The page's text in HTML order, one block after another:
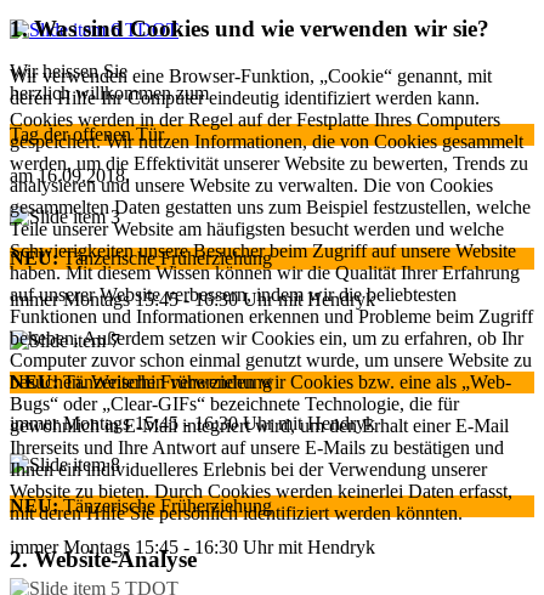
Wir heissen Sie
herzlich willkommen zum
Tag der offenen Tür
am 16.09.2018.
NEU:Tänzerische Früherziehung
immer Montags 15:45 - 16:30 Uhr mit Hendryk
NEU:Tänzerische Früherziehung
immer Montags 15:45 - 16:30 Uhr mit Hendryk
NEU:Tänzerische Früherziehung
immer Montags 15:45 - 16:30 Uhr mit Hendryk
1. Was sind Cookies und wie verwenden wir sie?
Wir verwenden eine Browser-Funktion, „Cookie“ genannt, mit
deren Hilfe Ihr Computer eindeutig identifiziert werden kann.
Cookies werden in der Regel auf der Festplatte Ihres Computers
gespeichert. Wir nutzen Informationen, die von Cookies gesammelt
werden, um die Effektivität unserer Website zu bewerten, Trends zu
analysieren und unsere Website zu verwalten. Die von Cookies
gesammelten Daten gestatten uns zum Beispiel festzustellen, welche
Teile unserer Website am häufigsten besucht werden und welche
Schwierigkeiten unsere Besucher beim Zugriff auf unsere Website
haben. Mit diesem Wissen können wir die Qualität Ihrer Erfahrung
auf unserer Website verbessern, indem wir die beliebtesten
Funktionen und Informationen erkennen und Probleme beim Zugriff
beheben. Außerdem setzen wir Cookies ein, um zu erfahren, ob Ihr
Computer zuvor schon einmal genutzt wurde, um unsere Website zu
besuchen. Weiterhin verwenden wir Cookies bzw. eine als „Web-
Bugs“ oder „Clear-GIFs“ bezeichnete Technologie, die für
gewöhnlich in E-Mail integriert wird, um den Erhalt einer E-Mail
Ihrerseits und Ihre Antwort auf unsere E-Mails zu bestätigen und
Ihnen ein individuelleres Erlebnis bei der Verwendung unserer
Website zu bieten. Durch Cookies werden keinerlei Daten erfasst,
mit deren Hilfe Sie persönlich identifiziert werden könnten.
2. Website-Analyse